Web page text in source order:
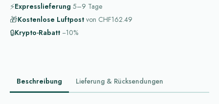
⚡Expresslieferung 5–9 Tage
🎁Kostenlose Luftpost von CHF162.49
🔒Krypto-Rabatt −10%
Beschreibung Lieferung & Rücksendungen